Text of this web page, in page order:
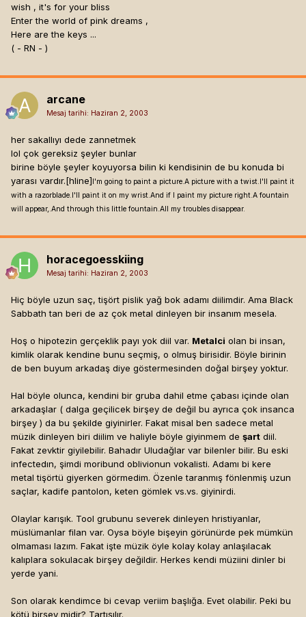
wish , it's for your bliss
Enter the world of pink dreams ,
Here are the keys ...
( - RN - )
arcane
Mesaj tarihi: Haziran 2, 2003
her sakallıyı dede zannetmek
lol çok gereksiz şeyler bunlar
birine böyle şeyler koyuyorsa bilin ki kendisinin de bu konuda bi
yarası vardır.[hline] I'm going to paint a picture.A picture with a twist.I'll paint it
with a razorblade.I'll paint it on my wrist.And if I paint my picture right.A fountain
will appear,.And through this little fountain.All my troubles disappear.
horacegoesskiing
Mesaj tarihi: Haziran 2, 2003
Hiç böyle uzun saç, tişört pislik yağ bok adamı diilimdir. Ama Black
Sabbath tan beri de az çok metal dinleyen bir insanım mesela.
Hoş o hipotezin gerçeklik payı yok diil var. Metalci olan bi insan,
kimlik olarak kendine bunu seçmiş, o olmuş birisidir. Böyle birinin
de ben buyum arkadaş diye göstermesinden doğal birşey yoktur.
Hal böyle olunca, kendini bir gruba dahil etme çabası içinde olan
arkadaşlar ( dalga geçilicek birşey de değil bu ayrıca çok insanca
birşey ) da bu şekilde giyinirler. Fakat misal ben sadece metal
müzik dinleyen biri diilim ve haliyle böyle giyinmem de şart diil.
Fakat zevktir giyilebilir. Bahadır Uludağlar var bilenler bilir. Bu eski
infectedın, şimdi moribund oblivionun vokalisti. Adamı bi kere
metal tişörtü giyerken görmedim. Özenle taranmış fönlenmiş uzun
saçlar, kadife pantolon, keten gömlek vs.vs. giyinirdi.
Olaylar karışık. Tool grubunu severek dinleyen hristiyanlar,
müslümanlar filan var. Oysa böyle bişeyin görünürde pek mümkün
olmaması lazım. Fakat işte müzik öyle kolay kolay anlaşılacak
kalıplara sokulacak birşey değildir. Herkes kendi müziini dinler bi
yerde yani.
Son olarak kendimce bi cevap veriim başlığa. Evet olabilir. Peki bu
kötü birşey midir? Tartışılır.